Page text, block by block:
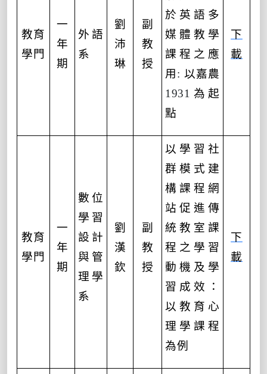
教育
學門
一
年
期
外語
系
劉
沛
琳
副
教
授
於英語多
媒體教學
課程之應
用: 以嘉農
1931 為起
點
下
載
教育
學門
一
年
期
數位
學習
設計
與管
理學
系
劉
漢
欽
副
教
授
以學習社
群模式建
構課程網
站促進傳
統教室課
程之學習
動機及學
習成效：
以教育心
理學課程
為例
下
載